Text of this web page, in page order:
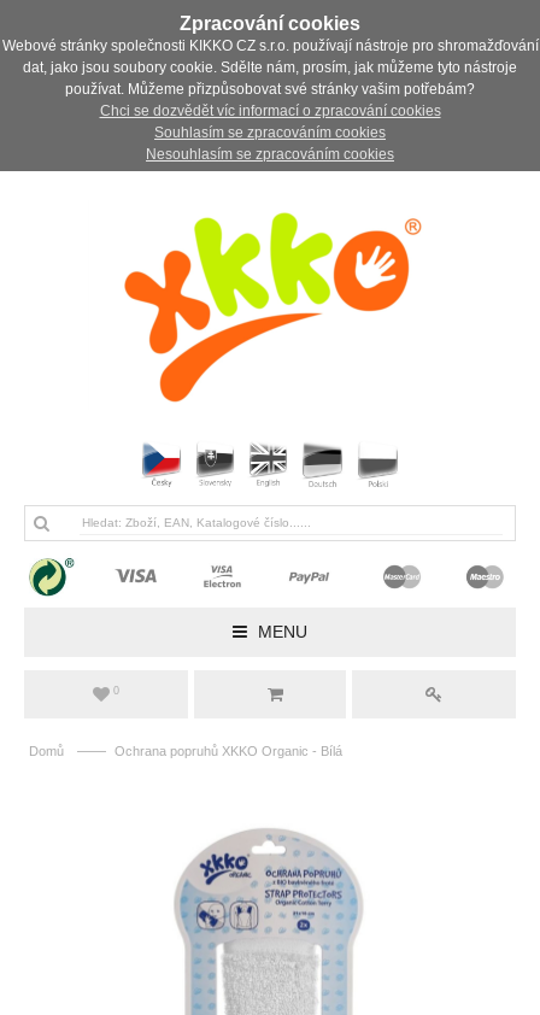
Zpracování cookies
Webové stránky společnosti KIKKO CZ s.r.o. používají nástroje pro shromažďování
dat, jako jsou soubory cookie. Sdělte nám, prosím, jak můžeme tyto nástroje
používat. Můžeme přizpůsobovat své stránky vašim potřebám?
Chci se dozvědět víc informací o zpracování cookies
Souhlasím se zpracováním cookies
Nesouhlasím se zpracováním cookies
MENU
0
Domů —— Ochrana popruhů XKKO Organic - Bílá